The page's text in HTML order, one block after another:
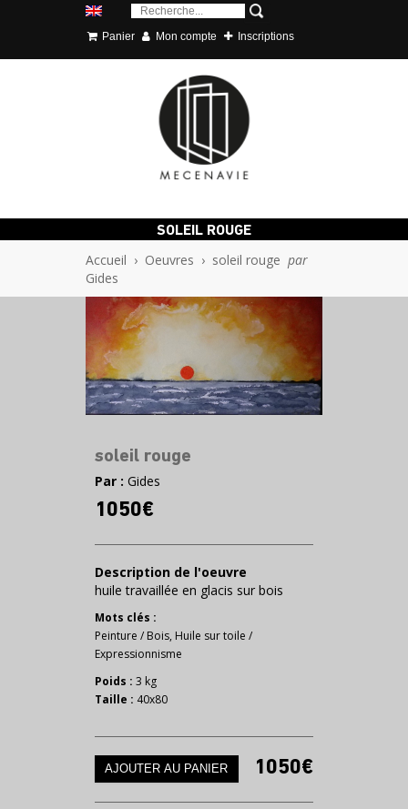
Panier Mon compte Inscriptions
SOLEIL ROUGE
Accueil › Oeuvres › soleil rouge par
Gides
soleil rouge
Par : Gides
1050€
Description de l'oeuvre
huile travaillée en glacis sur bois
Mots clés :
Peinture / Bois, Huile sur toile /
Expressionnisme
Poids : 3 kg
Taille : 40x80
1050€